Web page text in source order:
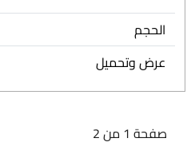
الحجم
عرض وتحميل
صفحة 1 من 2